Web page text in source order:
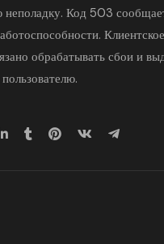
неполадку. Код 503
Клиентское
обрабатывать сбои и